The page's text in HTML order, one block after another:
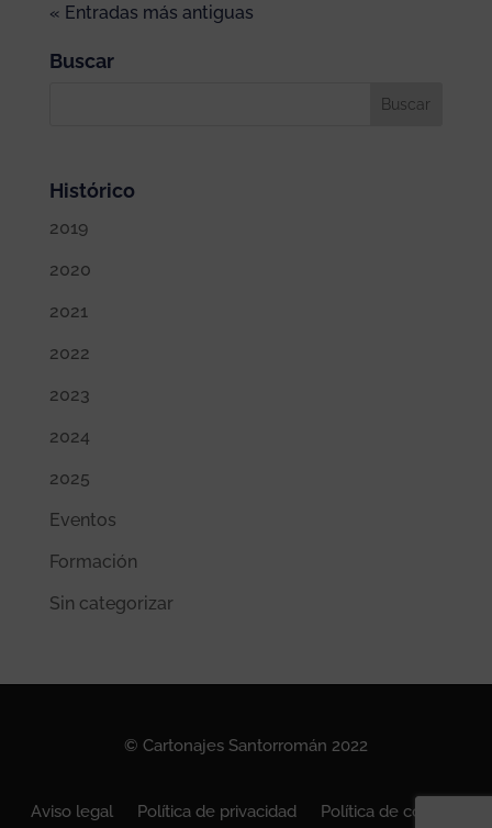
« Entradas más antiguas
Buscar
Histórico
2019
2020
2021
2022
2023
2024
2025
Eventos
Formación
Sin categorizar
© Cartonajes Santorromán 2022
Aviso legal Política de privacidad
Política de cookies